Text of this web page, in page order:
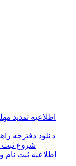
اطلاعیه تمدید
دانلود دفترچه
شروع ثبت
اطلاعیه ثبت